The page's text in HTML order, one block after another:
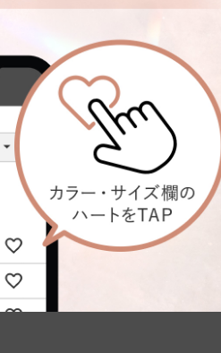
綺麗に見えて満足してます。